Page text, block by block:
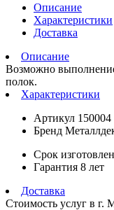
Описание
Характеристики
Доставка
Описание
Возможно
полок.
Характеристики
Артикул 150004
Бренд
Срок
Гарантия 8 лет
Доставка
Стоимость услуг в г.